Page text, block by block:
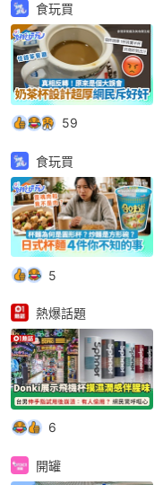
食玩買
59
食玩買
5
熱爆話題
6
開罐